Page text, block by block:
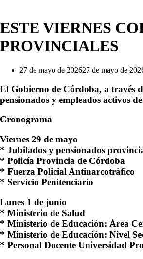
ESTE VIERNES
PROVINCIALES
27 de mayo de 202627 de mayo de
El Gobierno de Córdoba, a través
pensionados y empleados activos
Cronograma
Viernes 29 de mayo
* Jubilados y pensionados
* Policía Provincia de Córdoba
* Fuerza Policial Antinarcotráfico
* Servicio Penitenciario
Lunes 1 de junio
* Ministerio de Salud
* Ministerio de Educación: Área
* Ministerio de Educación: Nivel
* Personal Docente Universidad